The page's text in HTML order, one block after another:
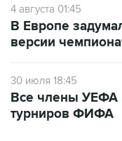
4 августа 01:45
В Европе
версии
30 июля 18:45
Все члены УЕФА
турниров ФИФА